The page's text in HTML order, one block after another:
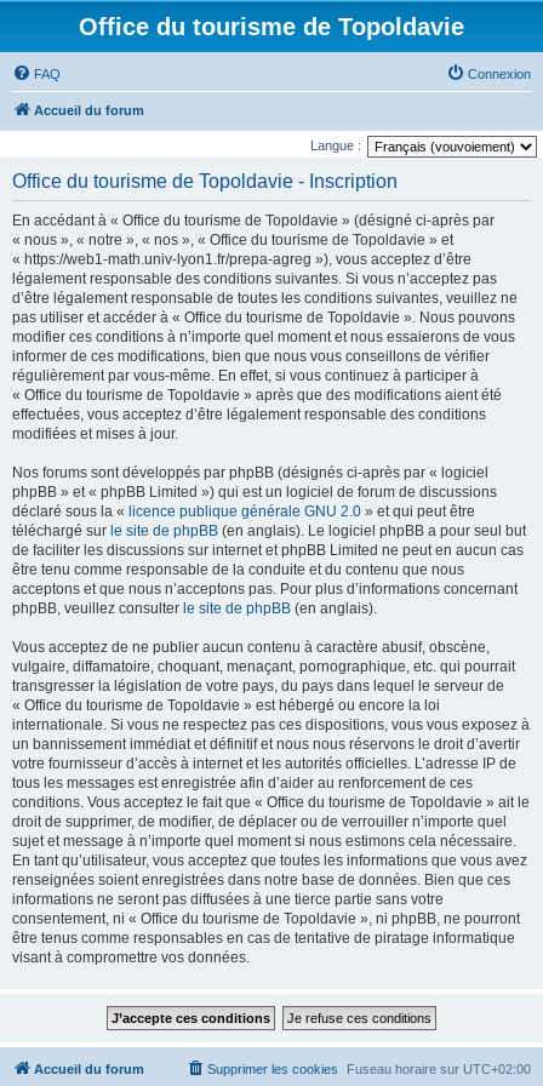
Office du tourisme de Topoldavie
FAQ Connexion
Accueil du forum
Langue :
Office du tourisme de Topoldavie - Inscription
En accédant à « Office du tourisme de Topoldavie » (désigné ci-après par
« nous », « notre », « nos », « Office du tourisme de Topoldavie » et
« https://web1-math.univ-lyon1.fr/prepa-agreg »), vous acceptez d’être
légalement responsable des conditions suivantes. Si vous n’acceptez pas
d’être légalement responsable de toutes les conditions suivantes, veuillez ne
pas utiliser et accéder à « Office du tourisme de Topoldavie ». Nous pouvons
modifier ces conditions à n’importe quel moment et nous essaierons de vous
informer de ces modifications, bien que nous vous conseillons de vérifier
régulièrement par vous-même. En effet, si vous continuez à participer à
« Office du tourisme de Topoldavie » après que des modifications aient été
effectuées, vous acceptez d’être légalement responsable des conditions
modifiées et mises à jour.
Nos forums sont développés par phpBB (désignés ci-après par « logiciel
phpBB » et « phpBB Limited ») qui est un logiciel de forum de discussions
déclaré sous la « licence publique générale GNU 2.0 » et qui peut être
téléchargé sur le site de phpBB (en anglais). Le logiciel phpBB a pour seul but
de faciliter les discussions sur internet et phpBB Limited ne peut en aucun cas
être tenu comme responsable de la conduite et du contenu que nous
acceptons et que nous n’acceptons pas. Pour plus d’informations concernant
phpBB, veuillez consulter le site de phpBB (en anglais).
Vous acceptez de ne publier aucun contenu à caractère abusif, obscène,
vulgaire, diffamatoire, choquant, menaçant, pornographique, etc. qui pourrait
transgresser la législation de votre pays, du pays dans lequel le serveur de
« Office du tourisme de Topoldavie » est hébergé ou encore la loi
internationale. Si vous ne respectez pas ces dispositions, vous vous exposez à
un bannissement immédiat et définitif et nous nous réservons le droit d’avertir
votre fournisseur d’accès à internet et les autorités officielles. L’adresse IP de
tous les messages est enregistrée afin d’aider au renforcement de ces
conditions. Vous acceptez le fait que « Office du tourisme de Topoldavie » ait le
droit de supprimer, de modifier, de déplacer ou de verrouiller n’importe quel
sujet et message à n’importe quel moment si nous estimons cela nécessaire.
En tant qu’utilisateur, vous acceptez que toutes les informations que vous avez
renseignées soient enregistrées dans notre base de données. Bien que ces
informations ne seront pas diffusées à une tierce partie sans votre
consentement, ni « Office du tourisme de Topoldavie », ni phpBB, ne pourront
être tenus comme responsables en cas de tentative de piratage informatique
visant à compromettre vos données.
Accueil du forum Fuseau horaire sur UTC+02:00
Supprimer les cookies